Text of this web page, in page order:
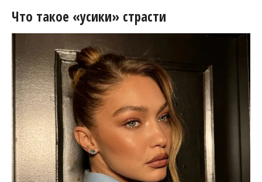
Что такое «усики» страсти